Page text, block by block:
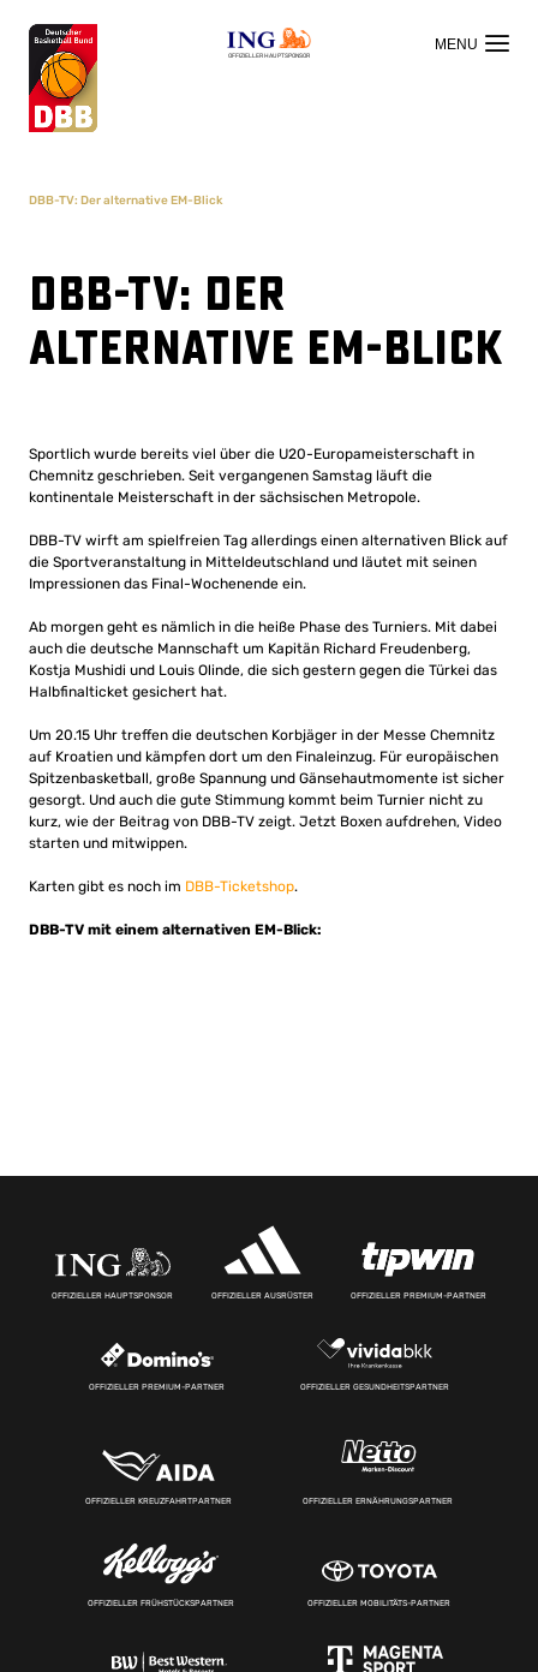
OFFIZIELLER HAUPTSPONSOR
DBB-TV: Der alternative EM-Blick
DBB-TV: Der
alternative EM-Blick
Sportlich wurde bereits viel über die U20-Europameisterschaft in
Chemnitz geschrieben. Seit vergangenen Samstag läuft die
kontinentale Meisterschaft in der sächsischen Metropole.
DBB-TV wirft am spielfreien Tag allerdings einen alternativen Blick auf
die Sportveranstaltung in Mitteldeutschland und läutet mit seinen
Impressionen das Final-Wochenende ein.
Ab morgen geht es nämlich in die heiße Phase des Turniers. Mit dabei
auch die deutsche Mannschaft um Kapitän Richard Freudenberg,
Kostja Mushidi und Louis Olinde, die sich gestern gegen die Türkei das
Halbfinalticket gesichert hat.
Um 20.15 Uhr treffen die deutschen Korbjäger in der Messe Chemnitz
auf Kroatien und kämpfen dort um den Finaleinzug. Für europäischen
Spitzenbasketball, große Spannung und Gänsehautmomente ist sicher
gesorgt. Und auch die gute Stimmung kommt beim Turnier nicht zu
kurz, wie der Beitrag von DBB-TV zeigt. Jetzt Boxen aufdrehen, Video
starten und mitwippen.
Karten gibt es noch im DBB-Ticketshop.
DBB-TV mit einem alternativen EM-Blick:
OFFIZIELLER HAUPTSPONSOR OFFIZIELLER AUSRÜSTER OFFIZIELLER PREMIUM-PARTNER
OFFIZIELLER PREMIUM-PARTNER OFFIZIELLER GESUNDHEITSPARTNER
OFFIZIELLER KREUZFAHRTPARTNER OFFIZIELLER ERNÄHRUNGSPARTNER
OFFIZIELLER FRÜHSTÜCKSPARTNER OFFIZIELLER MOBILITÄTS-PARTNER